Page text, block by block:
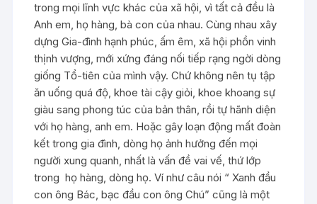
trong mọi lĩnh vực khác của xã hội, vì tất cả đều là
Anh em, họ hàng, bà con của nhau. Cùng nhau xây
dựng Gia-đình hạnh phúc, ấm êm, xã hội phồn vinh
thịnh vượng, mới xứng đáng nối tiếp rạng ngời dòng
giống Tổ-tiên của mình vậy. Chứ không nên tụ tập
ăn uống quá độ, khoe tài cậy giỏi, khoe khoang sự
giàu sang phong túc của bản thân, rồi tự hãnh diện
với họ hàng, anh em. Hoặc gây loạn động mất đoàn
kết trong gia đình, dòng họ ảnh hưởng đến mọi
người xung quanh, nhất là vấn đề vai vế, thứ lớp
trong họ hàng, dòng họ. Ví như câu nói “ Xanh đầu
con ông Bác, bạc đầu con ông Chú” cũng là một